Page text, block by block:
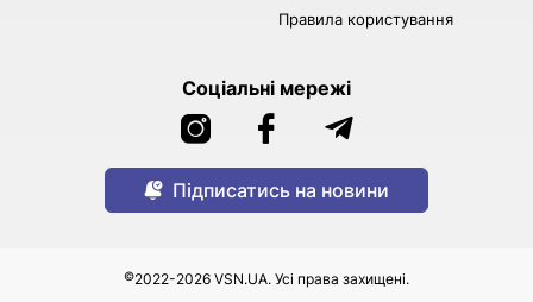
Правила користування
Соціальні мережі
Підписатись на новини
©2022-2026 VSN.UA. Усі права захищені.